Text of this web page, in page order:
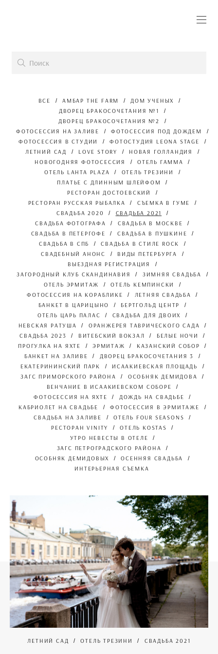
ВСЕ АМБАР THE FARM
ДОМ УЧЕНЫХ
ДВОРЕЦ БРАКОСОЧЕТАНИЯ №1
ДВОРЕЦ БРАКОСОЧЕТАНИЯ №2
ФОТОСЕССИЯ НА ЗАЛИВЕ
ФОТОСЕССИЯ ПОД ДОЖДЕМ
ФОТОСЕССИЯ В СТУДИИ
ФОТОСТУДИЯ LEONA STAGE
ЛЕТНИЙ САД
LOVE STORY
НОВАЯ ГОЛЛАНДИЯ
НОВОГОДНЯЯ ФОТОСЕССИЯ
ОТЕЛЬ ГАММА
ОТЕЛЬ LAHTA PLAZA
ОТЕЛЬ ТРЕЗИНИ
ПЛАТЬЕ С ДЛИННЫМ ШЛЕЙФОМ
РЕСТОРАН ДОСТОЕВСКИЙ
РЕСТОРАН РУССКАЯ РЫБАЛКА
СЪЕМКА В ГУМЕ
СВАДЬБА 2020
СВАДЬБА 2021
СВАДЬБА ФОТОГРАФА
СВАДЬБА В МОСКВЕ
СВАДЬБА В ПЕТЕРГОФЕ
СВАДЬБА В ПУШКИНЕ
СВАДЬБА В СПБ
СВАДЬБА В СТИЛЕ ROCK
СВАДЕБНЫЙ АНОНС
ВИДЫ ПЕТЕРБУРГА
ВЫЕЗДНАЯ РЕГИСТРАЦИЯ
ЗАГОРОДНЫЙ КЛУБ СКАНДИНАВИЯ
ЗИМНЯЯ СВАДЬБА
ОТЕЛЬ ЭРМИТАЖ
ОТЕЛЬ КЕМПИНСКИ
ФОТОСЕССИЯ НА КОРАБЛИКЕ
ЛЕТНЯЯ СВАДЬБА
БАНКЕТ В ЦАРИЦЫНО
БЕРТГОЛЬД ЦЕНТР
ОТЕЛЬ ЦАРЬ ПАЛАС
СВАДЬБА ДЛЯ ДВОИХ
НЕВСКАЯ РАТУША
ОРАНЖЕРЕЯ ТАВРИЧЕСКОГО САДА
СВАДЬБА 2023
ВИТЕБСКИЙ ВОКЗАЛ
БЕЛЫЕ НОЧИ
ПРОГУЛКА НА ЯХТЕ
ЭРМИТАЖ
КАЗАНСКИЙ СОБОР
БАНКЕТ НА ЗАЛИВЕ
ДВОРЕЦ БРАКОСОЧЕТАНИЯ 3
ЕКАТЕРИНИНСКИЙ ПАРК
ИСААКИЕВСКАЯ ПЛОЩАДЬ
ЗАГС ПРИМОРСКОГО РАЙОНА
ОСОБНЯК ДЕМИДОВА
ВЕНЧАНИЕ В ИСААКИЕВСКОМ СОБОРЕ
ФОТОСЕССИЯ НА ЯХТЕ
ДОЖДЬ НА СВАДЬБЕ
КАБРИОЛЕТ НА СВАДЬБЕ
ФОТОСЕССИЯ В ЭРМИТАЖЕ
СВАДЬБА НА ЗАЛИВЕ
ОТЕЛЬ FOUR SEASONS
РЕСТОРАН VINITY
ОТЕЛЬ KOSTAS
УТРО НЕВЕСТЫ В ОТЕЛЕ
ЗАГС ПЕТРОГРАДСКОГО РАЙОНА
ОСОБНЯК ДЕМИДОВЫХ
ОСЕННЯЯ СВАДЬБА
ИНТЕРЬЕРНАЯ СЪЕМКА
ЛЕТНИЙ САД ОТЕЛЬ ТРЕЗИНИ СВАДЬБА 2021